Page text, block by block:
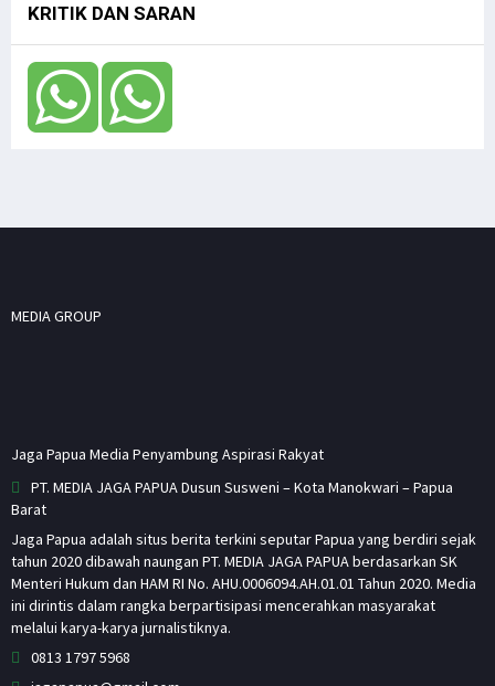
KRITIK DAN SARAN
MEDIA GROUP
Jaga Papua Media Penyambung Aspirasi Rakyat
PT. MEDIA JAGA PAPUA Dusun Susweni – Kota Manokwari – Papua
Barat
Jaga Papua adalah situs berita terkini seputar Papua yang berdiri sejak
tahun 2020 dibawah naungan PT. MEDIA JAGA PAPUA berdasarkan SK
Menteri Hukum dan HAM RI No. AHU.0006094.AH.01.01 Tahun 2020. Media
ini dirintis dalam rangka berpartisipasi mencerahkan masyarakat
melalui karya-karya jurnalistiknya.
0813 1797 5968